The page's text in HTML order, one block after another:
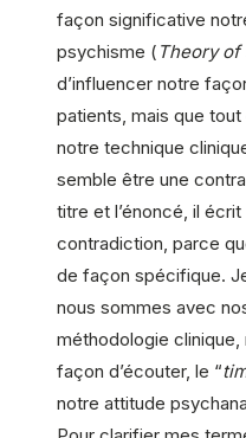
façon significative
psychisme ( Theory
d’influencer notre
patients, mais que
notre technique
semble être une
titre et l’énoncé, il écrit
contradiction, parce
de façon spécifique.
nous sommes avec
méthodologie
façon d’écouter, le “
notre attitude